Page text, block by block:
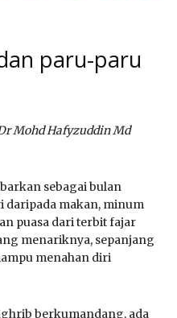
paru-paru
Mohd Hafyzuddin Md
sebagai bulan
daripada makan, minum
puasa dari terbit fajar
menariknya, sepanjang
menahan diri
berkumandang, ada